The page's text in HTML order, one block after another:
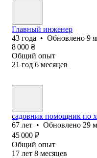
Главный инженер
43 года • Обновлено 9
8 000 ₴
Общий опыт
21 год 6 месяцев
садовник помощник по
67 лет • Обновлено 29
45 000 ₽
Общий опыт
17 лет 8 месяцев